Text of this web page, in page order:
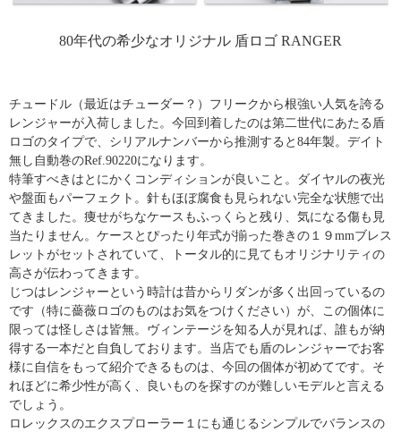
80年代の希少なオリジナル 盾ロゴ RANGER
チュードル（最近はチューダー？）フリークから根強い人気を誇る
レンジャーが入荷しました。今回到着したのは第二世代にあたる盾
ロゴのタイプで、シリアルナンバーから推測すると84年製。デイト
無し自動巻のRef.90220になります。
特筆すべきはとにかくコンディションが良いこと。ダイヤルの夜光
や盤面もパーフェクト。針もほぼ腐食も見られない完全な状態で出
てきました。痩せがちなケースもふっくらと残り、気になる傷も見
当たりません。ケースとぴったり年式が揃った巻きの１９mmブレス
レットがセットされていて、トータル的に見てもオリジナリティの
高さが伝わってきます。
じつはレンジャーという時計は昔からリダンが多く出回っているの
です（特に薔薇ロゴのものはお気をつけください）が、この個体に
限っては怪しさは皆無。ヴィンテージを知る人が見れば、誰もが納
得する一本だと自負しております。当店でも盾のレンジャーでお客
様に自信をもって紹介できるものは、今回の個体が初めてです。そ
れほどに希少性が高く、良いものを探すのが難しいモデルと言える
でしょう。
ロレックスのエクスプローラー１にも通じるシンプルでバランスの